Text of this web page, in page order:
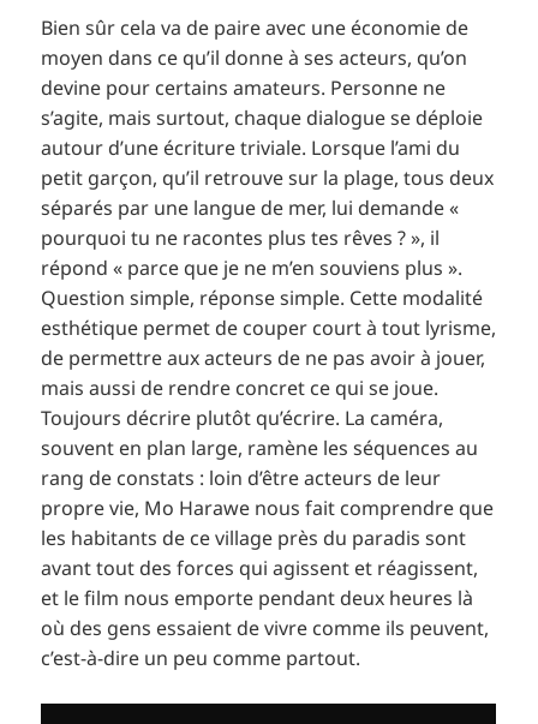
Bien sûr cela va de paire avec une économie de
moyen dans ce qu’il donne à ses acteurs, qu’on
devine pour certains amateurs. Personne ne
s’agite, mais surtout, chaque dialogue se déploie
autour d’une écriture triviale. Lorsque l’ami du
petit garçon, qu’il retrouve sur la plage, tous deux
séparés par une langue de mer, lui demande «
pourquoi tu ne racontes plus tes rêves ? », il
répond « parce que je ne m’en souviens plus ».
Question simple, réponse simple. Cette modalité
esthétique permet de couper court à tout lyrisme,
de permettre aux acteurs de ne pas avoir à jouer,
mais aussi de rendre concret ce qui se joue.
Toujours décrire plutôt qu’écrire. La caméra,
souvent en plan large, ramène les séquences au
rang de constats : loin d’être acteurs de leur
propre vie, Mo Harawe nous fait comprendre que
les habitants de ce village près du paradis sont
avant tout des forces qui agissent et réagissent,
et le film nous emporte pendant deux heures là
où des gens essaient de vivre comme ils peuvent,
c’est-à-dire un peu comme partout.